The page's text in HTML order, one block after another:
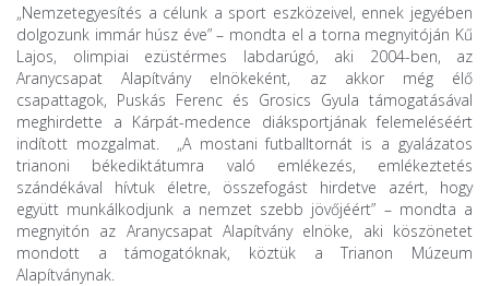
„Nemzetegyesítés a célunk a sport eszközeivel, ennek jegyében
dolgozunk immár húsz éve” – mondta el a torna megnyitóján Kű
Lajos, olimpiai ezüstérmes labdarúgó, aki 2004-ben, az
Aranycsapat Alapítvány elnökeként, az akkor még élő
csapattagok, Puskás Ferenc és Grosics Gyula támogatásával
meghirdette a Kárpát-medence diáksportjának felemeléséért
indított mozgalmat. „A mostani futballtornát is a gyalázatos
trianoni békediktátumra való emlékezés, emlékeztetés
szándékával hívtuk életre, összefogást hirdetve azért, hogy
együtt munkálkodjunk a nemzet szebb jövőjéért” – mondta a
megnyitón az Aranycsapat Alapítvány elnöke, aki köszönetet
mondott a támogatóknak, köztük a Trianon Múzeum
Alapítványnak.